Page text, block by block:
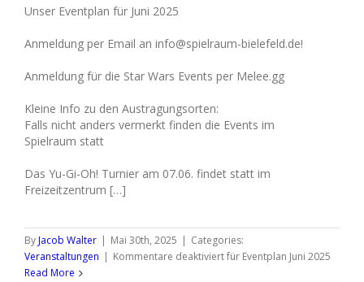
Unser Eventplan für Juni 2025
Anmeldung per Email an info@spielraum-bielefeld.de!
Anmeldung für die Star Wars Events per Melee.gg
Kleine Info zu den Austragungsorten:
Falls nicht anders vermerkt finden die Events im
Spielraum statt
Das Yu-Gi-Oh! Turnier am 07.06. findet statt im
Freizeitzentrum […]
ByJacob Walter | Mai 30th, 2025 | Categories:
Veranstaltungen | Kommentare deaktiviertfür Eventplan Juni 2025
Read More